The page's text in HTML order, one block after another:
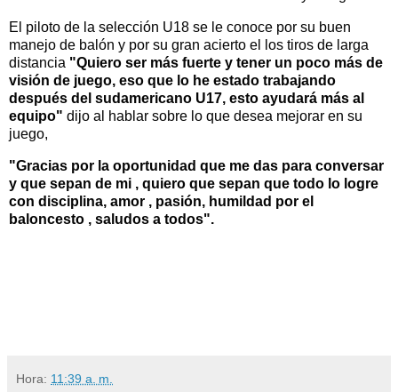
El piloto de la selección U18 se le conoce por su buen
manejo de balón y por su gran acierto el los tiros de larga
distancia "Quiero ser más fuerte y tener un poco más de
visión de juego, eso que lo he estado trabajando
después del sudamericano U17, esto ayudará más al
equipo" dijo al hablar sobre lo que desea mejorar en su
juego,
"Gracias por la oportunidad que me das para conversar
y que sepan de mi , quiero que sepan que todo lo logre
con disciplina, amor , pasión, humildad por el
baloncesto , saludos a todos".
Hora: 11:39 a. m.